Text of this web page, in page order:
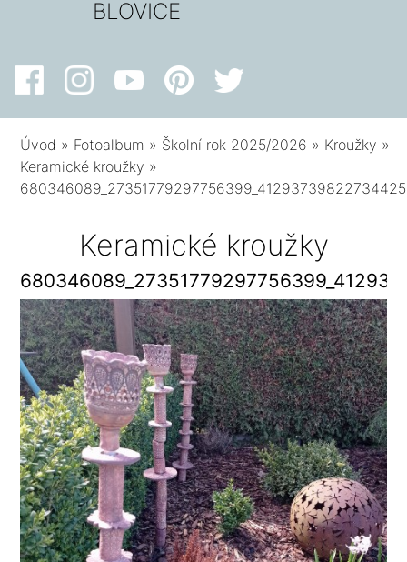
BLOVICE
Úvod » Fotoalbum » Školní rok 2025/2026 » Kroužky »
Keramické kroužky »
Keramické kroužky